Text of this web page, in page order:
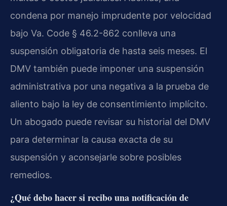
condena por manejo imprudente por velocidad
bajo Va. Code § 46.2-862 conlleva una
suspensión obligatoria de hasta seis meses. El
DMV también puede imponer una suspensión
administrativa por una negativa a la prueba de
aliento bajo la ley de consentimiento implícito.
Un abogado puede revisar su historial del DMV
para determinar la causa exacta de su
suspensión y aconsejarle sobre posibles
remedios.
¿Qué debo hacer si recibo una notificación de